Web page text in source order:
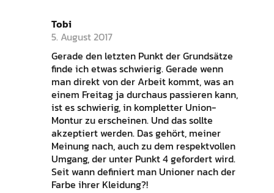
Tobi
5. August 2017
Gerade den letzten Punkt der Grundsätze
finde ich etwas schwierig. Gerade wenn
man direkt von der Arbeit kommt, was an
einem Freitag ja durchaus passieren kann,
ist es schwierig, in kompletter Union-
Montur zu erscheinen. Und das sollte
akzeptiert werden. Das gehört, meiner
Meinung nach, auch zu dem respektvollen
Umgang, der unter Punkt 4 gefordert wird.
Seit wann definiert man Unioner nach der
Farbe ihrer Kleidung?!